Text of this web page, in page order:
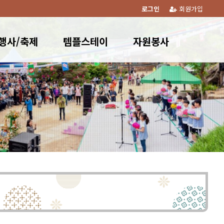
회원가입
로그인
사/축제 템플스테이 자원봉사